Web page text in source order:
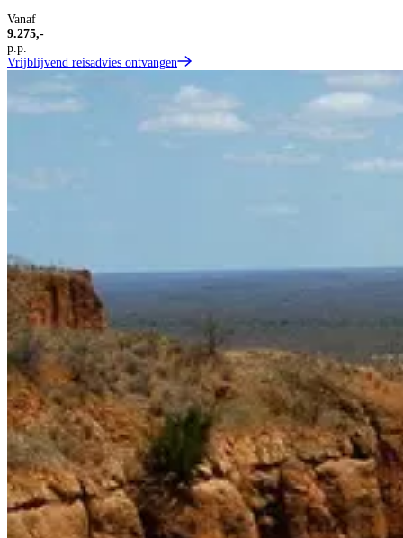
Vanaf
9.275,-
p.p.
Vrijblijvend reisadvies ontvangen